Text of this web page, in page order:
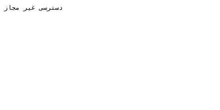
دسترسی غیر مجاز